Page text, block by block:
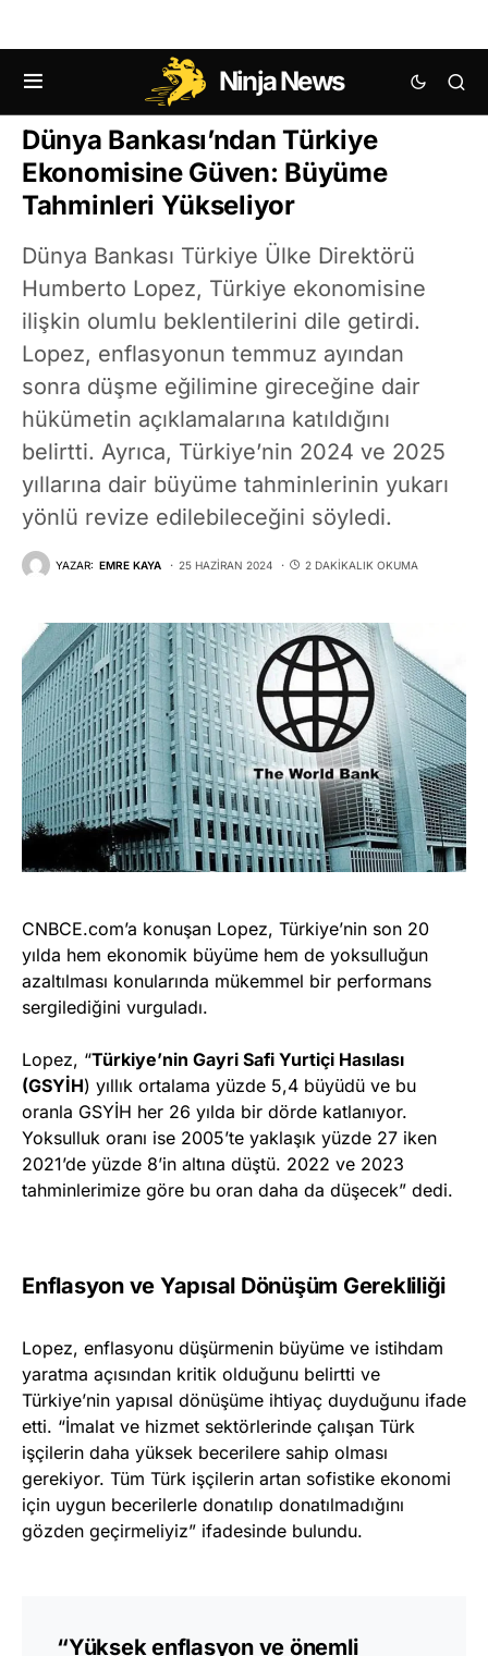
Ninja News
MAKRO EKONOMI HABERLERI
Dünya Bankası’ndan Türkiye
Ekonomisine Güven: Büyüme
Tahminleri Yükseliyor
Dünya Bankası Türkiye Ülke Direktörü
Humberto Lopez, Türkiye ekonomisine
ilişkin olumlu beklentilerini dile getirdi.
Lopez, enflasyonun temmuz ayından
sonra düşme eğilimine gireceğine dair
hükümetin açıklamalarına katıldığını
belirtti. Ayrıca, Türkiye’nin 2024 ve 2025
yıllarına dair büyüme tahminlerinin yukarı
yönlü revize edilebileceğini söyledi.
YAZAR: EMRE KAYA 25 HAZIRAN 2024 2 DAKIKALIK OKUMA
CNBCE.com’a konuşan Lopez, Türkiye’nin son 20
yılda hem ekonomik büyüme hem de yoksulluğun
azaltılması konularında mükemmel bir performans
sergilediğini vurguladı.
Lopez, “Türkiye’nin Gayri Safi Yurtiçi Hasılası
(GSYİH) yıllık ortalama yüzde 5,4 büyüdü ve bu
oranla GSYİH her 26 yılda bir dörde katlanıyor.
Yoksulluk oranı ise 2005’te yaklaşık yüzde 27 iken
2021’de yüzde 8’in altına düştü. 2022 ve 2023
tahminlerimize göre bu oran daha da düşecek” dedi.
Enflasyon ve Yapısal Dönüşüm Gerekliliği
Lopez, enflasyonu düşürmenin büyüme ve istihdam
yaratma açısından kritik olduğunu belirtti ve
Türkiye’nin yapısal dönüşüme ihtiyaç duyduğunu ifade
etti. “İmalat ve hizmet sektörlerinde çalışan Türk
işçilerin daha yüksek becerilere sahip olması
gerekiyor. Tüm Türk işçilerin artan sofistike ekonomi
için uygun becerilerle donatılıp donatılmadığını
gözden geçirmeliyiz” ifadesinde bulundu.
“Yüksek enflasyon ve önemli